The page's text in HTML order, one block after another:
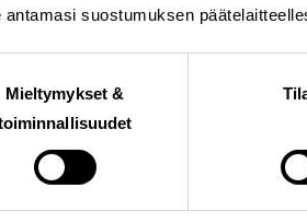
suostumuksen
Mieltymykset &